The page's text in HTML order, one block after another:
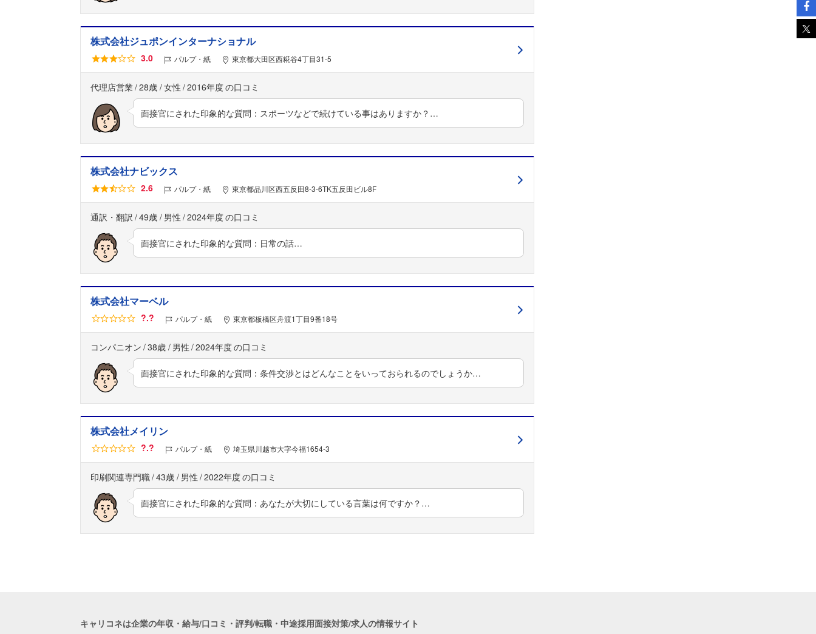
株式会社ジュポンインターナショナル
3.0 パルプ・紙 東京都大田区西糀谷4丁目31-5
代理店営業 28歳 女性 2016年度
面接官にされた印象的な質問：スポーツなどで続けている事はありますか？…
株式会社ナビックス
2.6 パルプ・紙 東京都品川区西五反田8-3-6TK五反田ビル8F
通訳・翻訳 49歳 男性 2024年度
面接官にされた印象的な質問：日常の話…
株式会社マーベル
?.? パルプ・紙 東京都板橋区舟渡1丁目9番18号
コンパニオン 38歳 男性 2024年度
面接官にされた印象的な質問：条件交渉とはどんなことをいっておられるのでしょうか…
株式会社メイリン
?.? パルプ・紙 埼玉県川越市大字今福1654-3
印刷関連専門職 43歳 男性 2022年度
面接官にされた印象的な質問：あなたが大切にしている言葉は何ですか？…
キャリコネは企業の年収・給与/口コミ・評判/転職・中途採用面接対策/求人の情報サイト